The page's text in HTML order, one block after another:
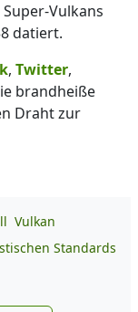
Vulkans
datiert.
, Twitter,
brandheiße
Draht zur
Vulkan
Standards